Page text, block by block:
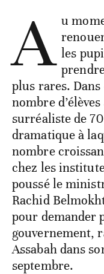
A u
les
plus rares.
nombre
surréaliste de
dramatique à
nombre
chez les
poussé le
Rachid
pour demander
gouvernement,
Assabah dans
septembre.